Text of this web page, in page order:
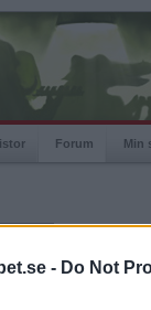
- Do Not
Forum Min